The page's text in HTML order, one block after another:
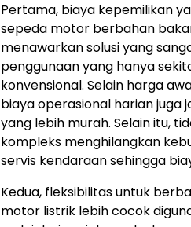
Pertama, biaya kepemilikan
sepeda motor berbahan
menawarkan solusi yang
penggunaan yang hanya
konvensional. Selain harga
biaya operasional harian juga
yang lebih murah. Selain itu,
kompleks menghilangkan
servis kendaraan sehingga
Kedua, fleksibilitas untuk
motor listrik lebih cocok